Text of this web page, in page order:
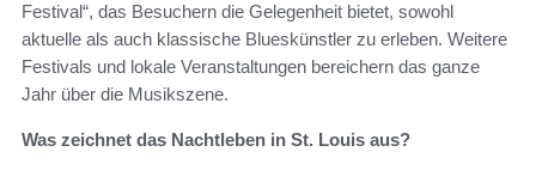
Festival“, das Besuchern die Gelegenheit bietet, sowohl
aktuelle als auch klassische Blueskünstler zu erleben. Weitere
Festivals und lokale Veranstaltungen bereichern das ganze
Jahr über die Musikszene.
Was zeichnet das Nachtleben in St. Louis aus?